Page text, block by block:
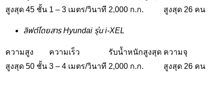
สูงสุด 45 ชั้น 1 – 3 เมตร/วินาที 2,000 ก.ก. สูงสุด 26 คน
ลิฟต์โดยสาร Hyundai รุ่น i-XEL
ความสูง ความเร็ว รับน้ำหนักสูงสุด ความจุ
สูงสุด 50 ชั้น 3 – 4 เมตร/วินาที 2,000 ก.ก. สูงสุด 26 คน